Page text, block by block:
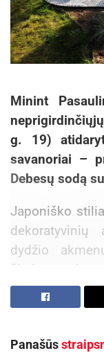
Minint
g. 19)
savanoriai –
Debesų sodą
Japoniško
dekoratyvinių
dydžio
čiurlena
akmeninės
šviesa.
sutrikimas
Panašūs